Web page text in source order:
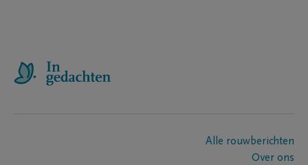
Alle rouwberichten
Over ons